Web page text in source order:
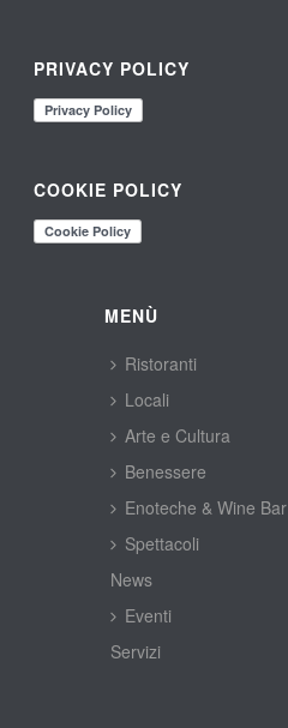
PRIVACY POLICY
COOKIE POLICY
MENÙ
Ristoranti
Locali
Arte e Cultura
Benessere
Enoteche & Wine Bar
Spettacoli
New
Eventi
Servizi